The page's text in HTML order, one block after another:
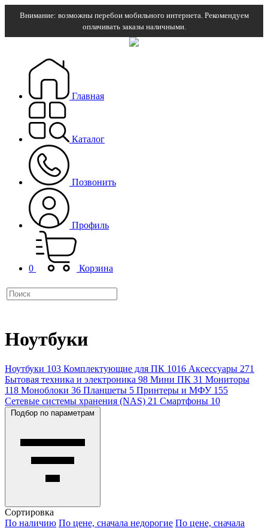
Внимание: возможны перебои мобильного интернета. Рекомендуем
оплачивать заказы наличными.
Главная
Каталог
Позвонить
Профиль
0 Корзина
Ноутбуки
Ноутбуки 103 Комплектующие для ПК 1016 Аксессуары 271
Бытовая техника и электроника 98 Мини ПК 31 Мониторы
118 Моноблоки 36 Планшеты 5 Принтеры и МФУ 155
Сетевые системы хранения (NAS) 21 Смартфоны 10
Подбор по параметрам
Сортировка
По наличию По цене, сначала недорогие По цене, сначала